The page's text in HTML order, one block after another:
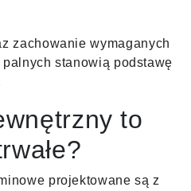
zachowanie wymaganych
palnych stanowią podstawę
to
projektowane są z